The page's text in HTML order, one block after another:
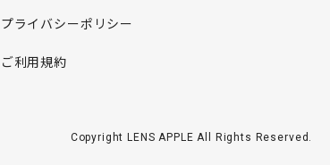
プライバシーポリシー
ご利用規約
Copyright LENS APPLE All Rights Reserved.